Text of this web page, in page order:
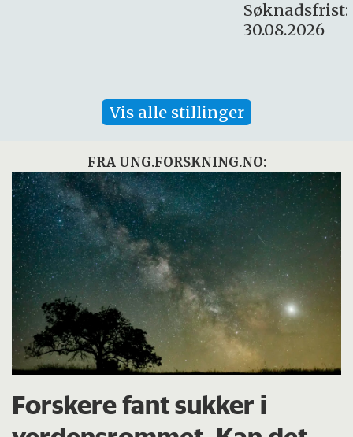
Vis alle stillinger
FRA UNG.FORSKNING.NO:
Forskere fant sukker i